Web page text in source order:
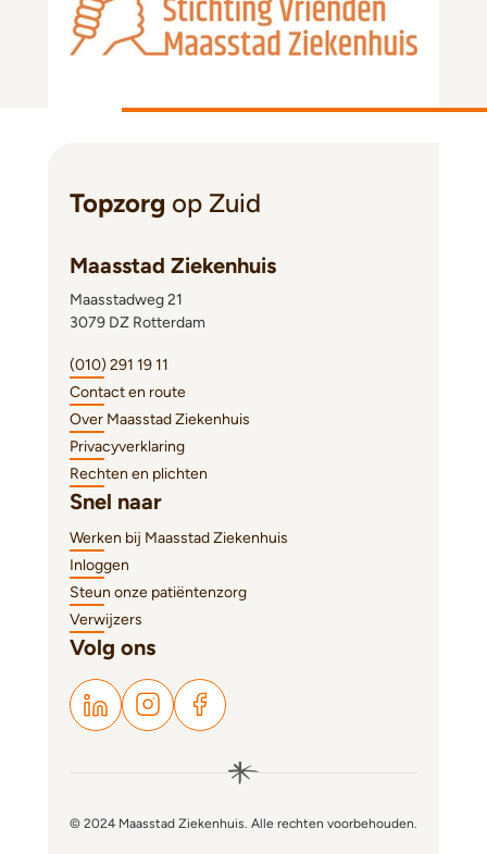
Topzorg op Zuid
Maasstad Ziekenhuis
Maasstadweg 21
3079 DZ Rotterdam
(010) 291 19 11
Contact en route
Over Maasstad Ziekenhuis
Privacyverklaring
Rechten en plichten
Snel naar
Werken bij Maasstad Ziekenhuis
Inloggen
Steun onze patiëntenzorg
Verwijzers
Volg ons
© 2024 Maasstad Ziekenhuis. Alle rechten voorbehouden.